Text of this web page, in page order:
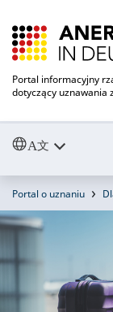
Portal informacyjny
dotyczący uznawania
Portal o uznaniu